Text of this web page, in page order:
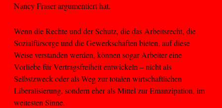
Nancy Fraser argumentiert hat.
Wenn die Rechte und der Schutz, die das Arbeitsrecht, die
Sozialfürsorge und die Gewerkschaften bieten, auf diese
Weise verstanden werden, können sogar Arbeiter eine
Vorliebe für Vertragsfreiheit entwickeln – nicht als
Selbstzweck oder als Weg zur totalen wirtschaftlichen
Liberalisierung, sondern eher als Mittel zur Emanzipation, im
weitesten Sinne.